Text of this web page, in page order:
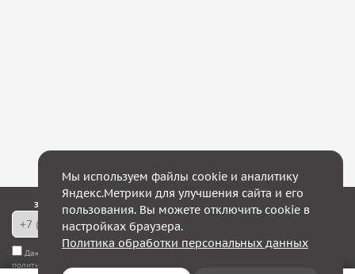
Закажите обратный звонок — в течение 10 минут мы с Вами свяжемся!
Даю согласие на обработку моих персональных данных
политикой конфиденциальности
Мы используем файлы cookie и аналитику
Яндекс.Метрики для улучшения сайта и его
пользования. Вы можете отключить cookie в
настройках браузера.
Политика обработки персональных данных